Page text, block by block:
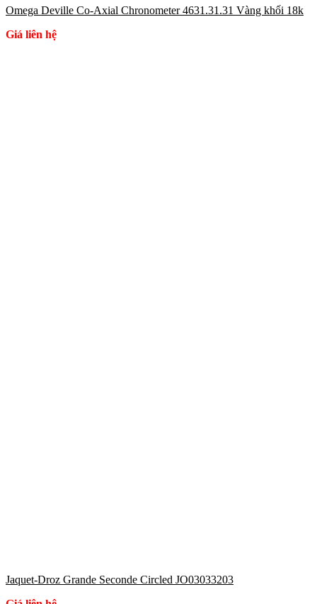
Omega Deville Co-Axial Chronometer 4631.31.31 Vàng khối 18k
Giá liên hệ
Jaquet-Droz Grande Seconde Circled JO03033203